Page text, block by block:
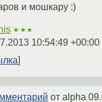
и мошкару :)
★★★
10:54:49 +00:00
от alpha